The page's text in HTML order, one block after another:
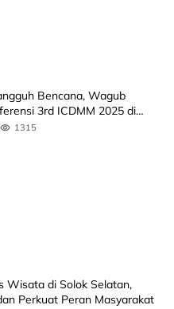
Bencana, Wagub
3rd ICDMM 2025 di
1315
Wisata di Solok Selatan,
Perkuat Peran Masyarakat